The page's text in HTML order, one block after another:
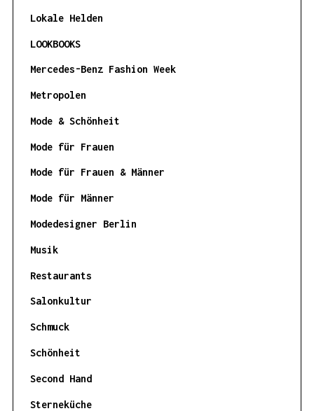
Lokale Helden
LOOKBOOKS
Mercedes-Benz Fashion Week
Metropolen
Mode & Schönheit
Mode für Frauen
Mode für Frauen & Männer
Mode für Männer
Modedesigner Berlin
Musik
Restaurants
Salonkultur
Schmuck
Schönheit
Second Hand
Sterneküche